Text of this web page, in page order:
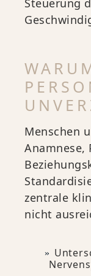
Steuerung
Menschen
Anamnese,
zentrale
nicht